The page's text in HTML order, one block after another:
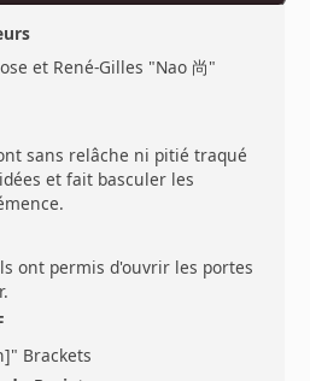
et René-Gilles "Nao 尚"
sans relâche ni pitié traqué
et fait basculer les
ont permis d'ouvrir les portes
Brackets